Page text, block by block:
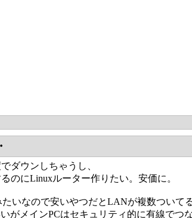
ダウンしちゃうし、
のにLinuxルーター作りたい。安価に。
たいなので安いやつだとLANが複数ついて
がメインPCはセキュリティ的に有線でつ